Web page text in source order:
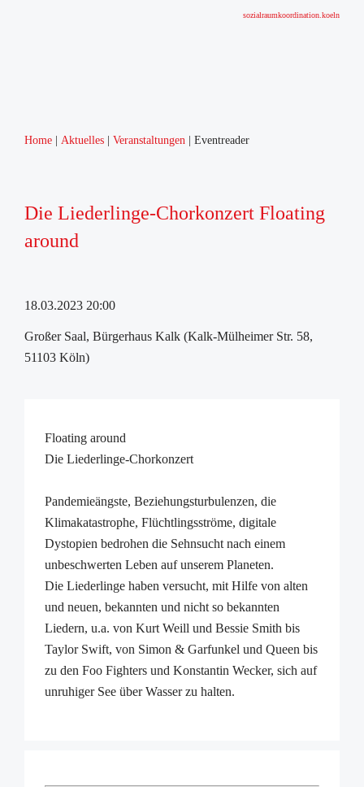
sozialraumkoordination.koeln
Home Aktuelles Veranstaltungen Eventreader
Die Liederlinge-Chorkonzert Floating
around
18.03.2023 20:00
Großer Saal, Bürgerhaus Kalk (Kalk-Mülheimer Str. 58,
51103 Köln)
Floating around
Die Liederlinge-Chorkonzert
Pandemieängste, Beziehungsturbulenzen, die
Klimakatastrophe, Flüchtlingsströme, digitale
Dystopien bedrohen die Sehnsucht nach einem
unbeschwerten Leben auf unserem Planeten.
Die Liederlinge haben versucht, mit Hilfe von alten
und neuen, bekannten und nicht so bekannten
Liedern, u.a. von Kurt Weill und Bessie Smith bis
Taylor Swift, von Simon & Garfunkel und Queen bis
zu den Foo Fighters und Konstantin Wecker, sich auf
unruhiger See über Wasser zu halten.